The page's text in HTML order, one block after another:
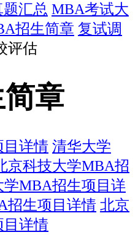
汇总 MBA考试大
招生简章 复试调
评估
章
目详情 清华大学
京科技大学MBA招
学MBA招生项目详
招生项目详情 北京
目详情